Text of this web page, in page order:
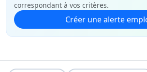
correspondant à vos critères.
Créer une alerte